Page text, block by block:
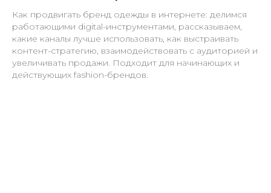
Как продвигать бренд одежды в интернете: делимся
работающими digital-инструментами, рассказываем,
какие каналы лучше использовать, как выстраивать
контент-стратегию, взаимодействовать с аудиторией и
увеличивать продажи. Подходит для начинающих и
действующих fashion-брендов.